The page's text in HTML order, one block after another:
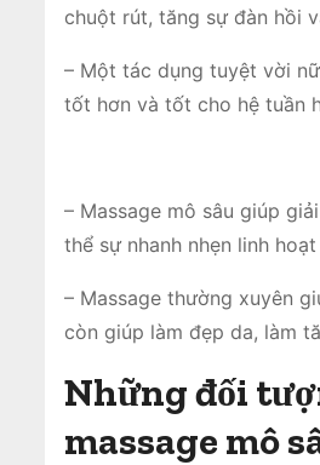
chuột rút, tăng sự đàn hồi
– Một tác dụng tuyệt vời
tốt hơn và tốt cho hệ tuần
– Massage mô sâu giúp
thể sự nhanh nhẹn linh
– Massage thường xuyên
còn giúp làm đẹp da, làm
Những đối
massage mô